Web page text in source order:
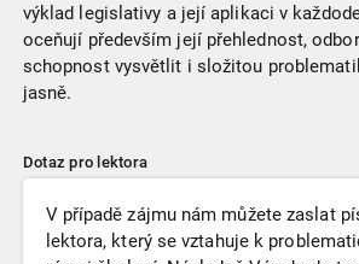
výklad legislativy a její aplikaci v
oceňují především její přehlednost,
schopnost vysvětlit i složitou
jasně.
Dotaz pro lektora
V případě zájmu nám můžete zaslat
lektora, který se vztahuje k